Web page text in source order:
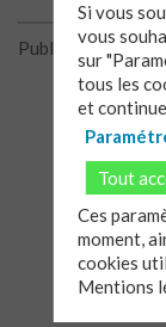
Publié le 12/06/
Si vous
vous
sur
tous les
et
Tout
Ces
moment,
cookies
Mentions